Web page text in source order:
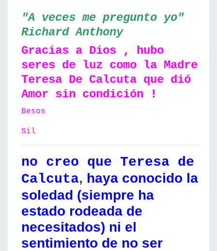
"A veces me pregunto yo"
Richard Anthony
Gracias a Dios , hubo
seres de luz como la Madre
Teresa De Calcuta que dió
Amor sin condición
!
Besos
Sil
no creo que Teresa de
Calcuta, haya conocido la
soledad (siempre ha
estado rodeada de
necesitados) ni el
sentimiento de no ser